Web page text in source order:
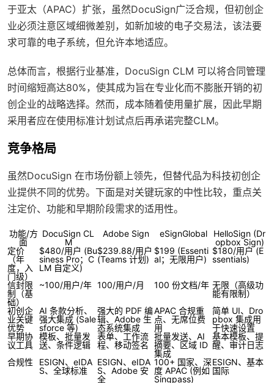
于亚太（APAC）扩张，虽然DocuSign广泛合规，但初创企
业必须注意区域细微差别，如新加坡的电子交易法，该法要
求可靠的电子系统，但允许本地适应。
总体而言，根据行业基准，DocuSign CLM 可以将合同管理
时间缩短高达80%，使其成为旨在专业化而不膨胀开销的初
创企业的战略选择。然而，成本随着使用量扩展，因此早期
采用者应在使用标准计划试点后再承诺完整CLM。
竞争格局
虽然DocuSign 在市场份额上领先，但替代品为科技初创企
业提供不同的优势。下面是对关键玩家的中性比较，重点关
注定价、功能和早期阶段需求的适用性。
功能/方
面
DocuSign CL
M
Adobe Sign eSignGlobal
HelloSign (Dr
opbox Sign)
定价
（年
度，入
门级）
$480/用户 (Bu
siness Pro；C
LM 自定义)
$239.88/用户
(Teams 计划)
$199 (Essenti
al；无限用户)
$180/用户 (E
ssentials)
信封限
制（基
础）
~100/用户/年 100/用户/月 100 份文档/年 无限（高级功
能有限制）
初创企
业关键
优势
AI 条款分析、
强大集成 (Sale
sforce 等)
强大的 PDF 编
辑、Adobe 生
态系统集成
APAC 合规重
点、无席位费
用
简单 UI、Dro
pbox 集成用
于快速设置
早期协
议工具
模板、批量发
送、条件逻辑
表单、工作流
程、移动签名
批量发送、AI
摘要、区域 ID
集成
基本模板、提
醒、审计日志
合规性
ESIGN、eIDA
S、全球标准
ESIGN、eIDA
S、Adobe 安
全
100+ 国家、深
度 APAC (例如
Singpass)
ESIGN、基本
国际